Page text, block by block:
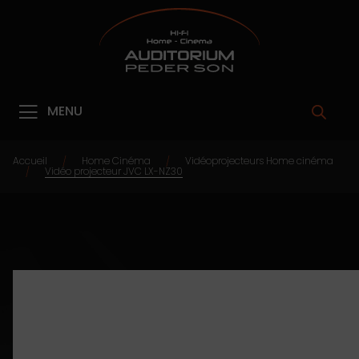
MENU
Accueil / Home Cinéma / Vidéoprojecteurs Home cinéma
/ Vidéo projecteur JVC LX-NZ30